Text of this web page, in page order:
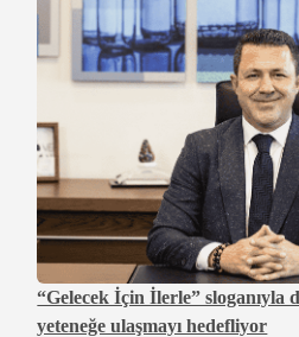
“Gelecek İçin İlerle” sloganıyla
yeteneğe ulaşmayı hedefliyor